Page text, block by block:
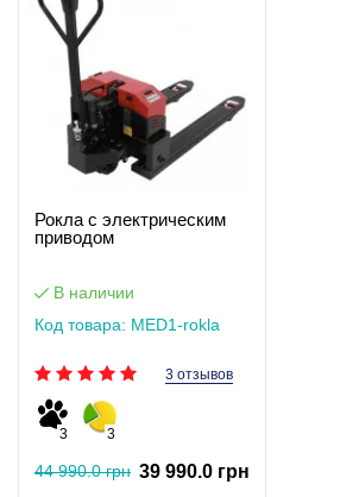
Рокла с электрическим
приводом
В наличии
Код товара: MED1-rokla
3 отзывов
3 3
44 990.0 грн 39 990.0 грн